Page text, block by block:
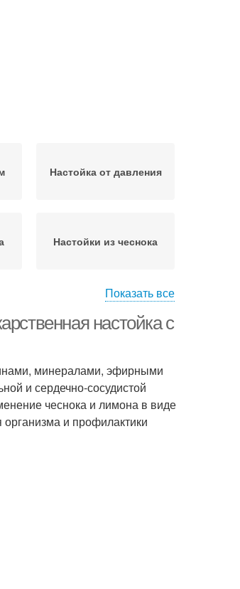
Настойка от давления
Настойки из чеснока
Показать все
настойка с
минералами, эфирными
и сердечно-сосудистой
чеснока и лимона в виде
и профилактики